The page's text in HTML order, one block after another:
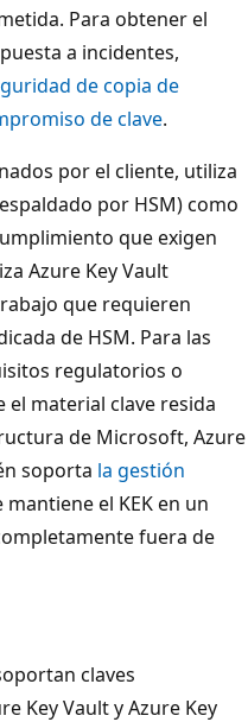
Para obtener el
a incidentes,
de copia de
de clave.
por el cliente, utiliza
por HSM) como
que exigen
Azure Key Vault
que requieren
de HSM. Para las
regulatorios o
material clave resida
de Microsoft, Azure
soporta la gestión
mantiene el KEK en un
fuera de
claves
Key Vault y Azure Key